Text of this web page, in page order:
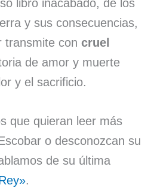
libro inacabado, de los
y sus consecuencias,
transmite con cruel
de amor y muerte
y el sacrificio.
que quieran leer más
o desconozcan su
de su última
.